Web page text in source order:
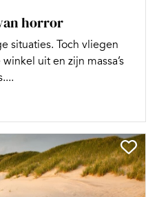
horror
situaties. Toch vliegen
uit en zijn massa’s